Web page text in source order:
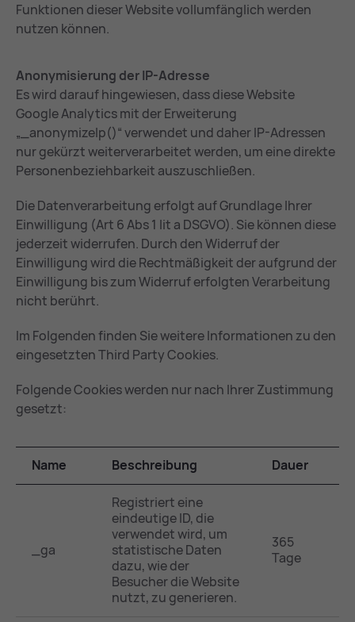
Funktionen dieser Website vollumfänglich werden
nutzen können.
Anonymisierung der IP-Adresse
Es wird darauf hingewiesen, dass diese Website
Google Analytics mit der Erweiterung
„_anonymizeIp()“ verwendet und daher IP-Adressen
nur gekürzt weiterverarbeitet werden, um eine direkte
Personenbeziehbarkeit auszuschließen.
Die Datenverarbeitung erfolgt auf Grundlage Ihrer
Einwilligung (Art 6 Abs 1 lit a DSGVO). Sie können diese
jederzeit widerrufen. Durch den Widerruf der
Einwilligung wird die Rechtmäßigkeit der aufgrund der
Einwilligung bis zum Widerruf erfolgten Verarbeitung
nicht berührt.
Im Folgenden finden Sie weitere Informationen zu den
eingesetzten Third Party Cookies.
Folgende Cookies werden nur nach Ihrer Zustimmung
gesetzt:
Name Beschreibung Dauer
_ga
Registriert eine
eindeutige ID, die
verwendet wird, um
statistische Daten
dazu, wie der
Besucher die Website
nutzt, zu generieren.
365
Tage